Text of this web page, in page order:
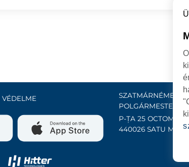
VÉDELME
SZATMÁRNÉMETI
POLGÁRMESTERI
P-ȚA 25
440026 SATU MARE